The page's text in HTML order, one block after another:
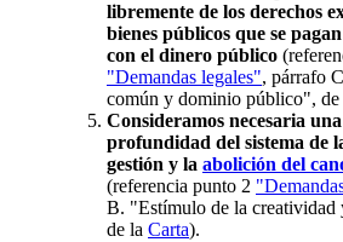
libremente de los derechos
bienes públicos que se
con el dinero público
"Demandas legales", párrafo
común y dominio público", de
Consideramos necesaria
profundidad del sistema de
gestión y la abolición del
(referencia punto 2
B. "Estímulo de la
de la Carta).